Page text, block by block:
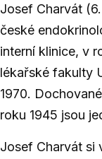
Josef Charvát
české
interní klinice, v
lékařské fakulty
1970.
roku 1945 jsou
Josef Charvát si